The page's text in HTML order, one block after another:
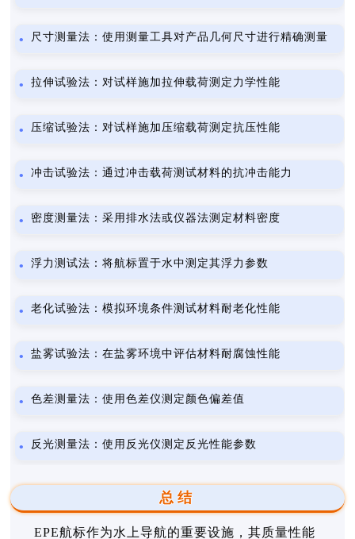
尺寸测量法：使用测量工具对产品几何尺寸进行精确测量
拉伸试验法：对试样施加拉伸载荷测定力学性能
压缩试验法：对试样施加压缩载荷测定抗压性能
冲击试验法：通过冲击载荷测试材料的抗冲击能力
密度测量法：采用排水法或仪器法测定材料密度
浮力测试法：将航标置于水中测定其浮力参数
老化试验法：模拟环境条件测试材料耐老化性能
盐雾试验法：在盐雾环境中评估材料耐腐蚀性能
色差测量法：使用色差仪测定颜色偏差值
反光测量法：使用反光仪测定反光性能参数
总结
EPE航标作为水上导航的重要设施，其质量性能